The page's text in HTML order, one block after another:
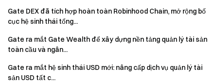
Nhưng khoảnh khắc ban đầu ấy đã chứa đựng tinh thần cốt
lõi của Gate sau này.
Định nghĩa năng lực qua hành động
Nhìn lại, lựa chọn đó không phải là ngẫu nhiên.
Gate DEX đã tích hợp hoàn toàn Robinhood Chain, mở rộng bố
cục hệ sinh thái tổng...
Gate ra mắt Gate Wealth để xây dựng nền tảng quản lý tài sản
toàn cầu và ngân...
Gate ra mắt hệ sinh thái USD mới: nâng cấp dịch vụ quản lý tài
sản USD tất c...